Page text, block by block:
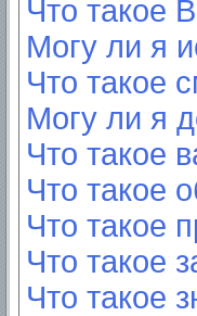
Что такое
Могу ли я
Что такое
Могу ли я
Что такое
Что такое
Что такое
Что такое
Что такое